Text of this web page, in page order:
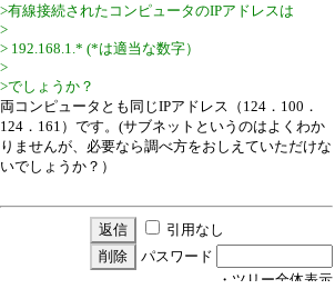
>有線接続されたコンピュータのIPアドレスは
>
> 192.168.1.* (*は適当な数字）
>
>でしょうか？
両コンピュータとも同じIPアドレス（124．100．
124．161）です。(サブネットというのはよくわか
りませんが、必要なら調べ方をおしえていただけな
いでしょうか？）
引用なし
パスワード
・ツリー全体表示